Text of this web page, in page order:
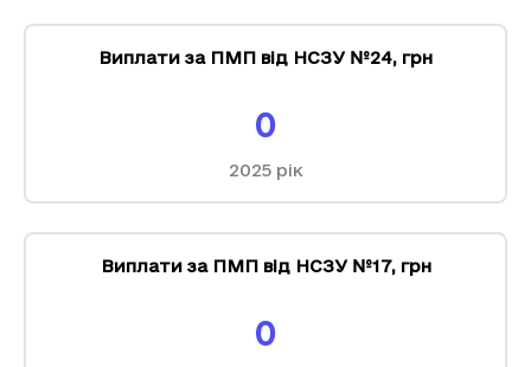
Виплати за ПМП від НСЗУ №24, грн
0
2025рік
Виплати за ПМП від НСЗУ №17, грн
0